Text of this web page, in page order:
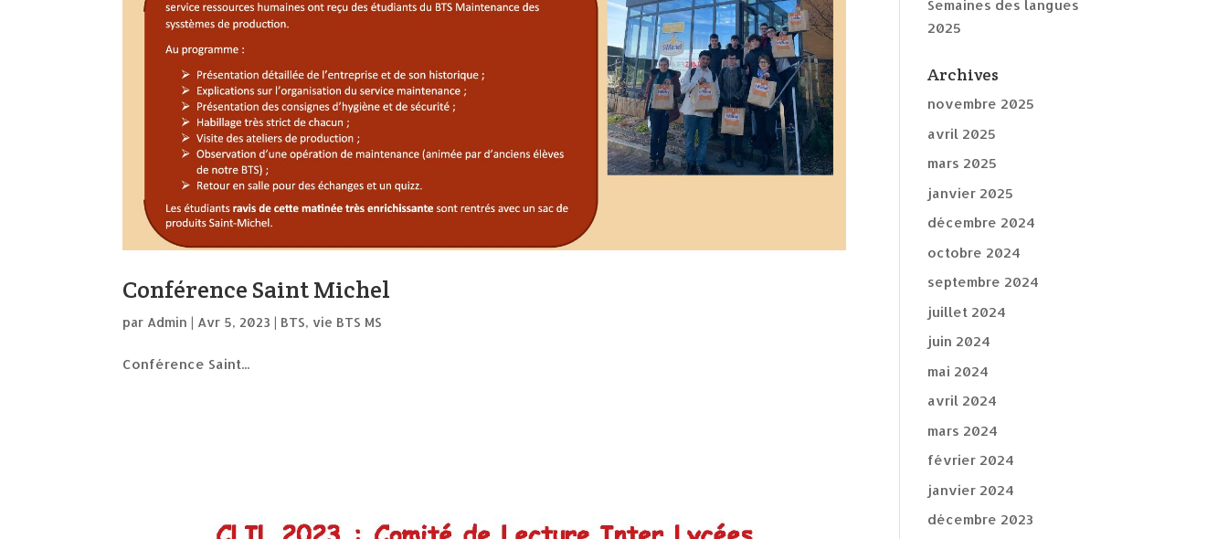
Conférence Saint Michel
par Admin Avr 5, 2023 BTS, vie BTS MS
Conférence Saint...
Semaines des langues
2025
Archives
novembre 2025
avril 2025
mars 2025
janvier 2025
décembre 2024
octobre 2024
septembre 2024
juillet 2024
juin 2024
mai 2024
avril 2024
mars 2024
février 2024
janvier 2024
décembre 2023